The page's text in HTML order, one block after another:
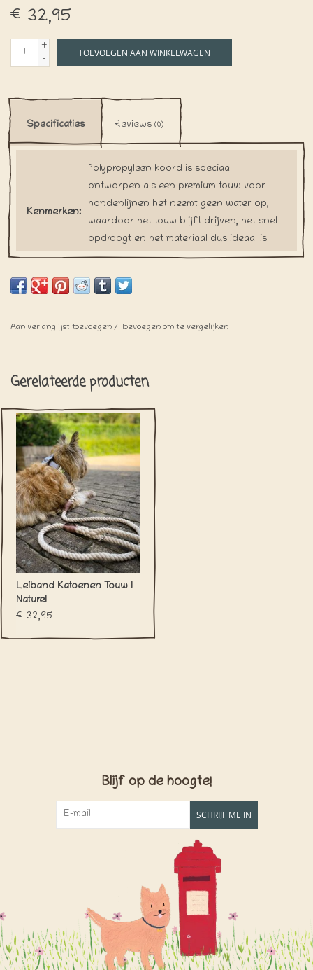
€32,95
+
-
TOEVOEGEN AAN WINKELWAGEN
Specificaties Reviews (0)
Kenmerken:
Polypropyleen koord is speciaal
ontworpen als een premium touw voor
hondenlijnen het neemt geen water op,
waardoor het touw blijft drijven, het snel
opdroogt en het materiaal dus ideaal is
voor het gebruik als hondenlijn.
Aan verlanglijst toevoegen / Toevoegen om te vergelijken
Gerelateerde producten
Leiband Katoenen Touw l
Naturel
€32,95
Blijf op de hoogte!
SCHRIJF ME IN